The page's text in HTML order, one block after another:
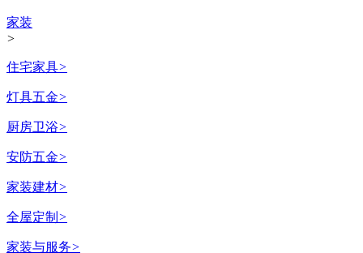
家装
>
住宅家具>
灯具五金>
厨房卫浴>
安防五金>
家装建材>
全屋定制 >
家装与服务>